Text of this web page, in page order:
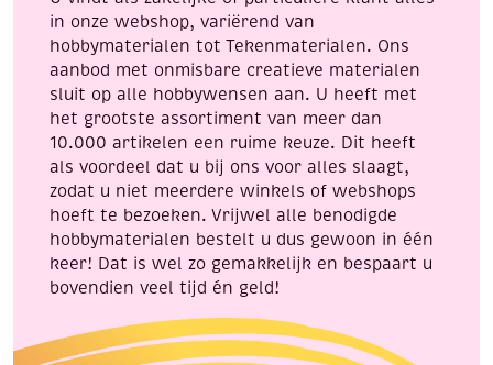
in onze webshop, variërend van
hobbymaterialen tot Tekenmaterialen. Ons
aanbod met onmisbare creatieve materialen
sluit op alle hobbywensen aan. U heeft met
het grootste assortiment van meer dan
10.000 artikelen een ruime keuze. Dit heeft
als voordeel dat u bij ons voor alles slaagt,
zodat u niet meerdere winkels of webshops
hoeft te bezoeken. Vrijwel alle benodigde
hobbymaterialen bestelt u dus gewoon in één
keer! Dat is wel zo gemakkelijk en bespaart u
bovendien veel tijd én geld!